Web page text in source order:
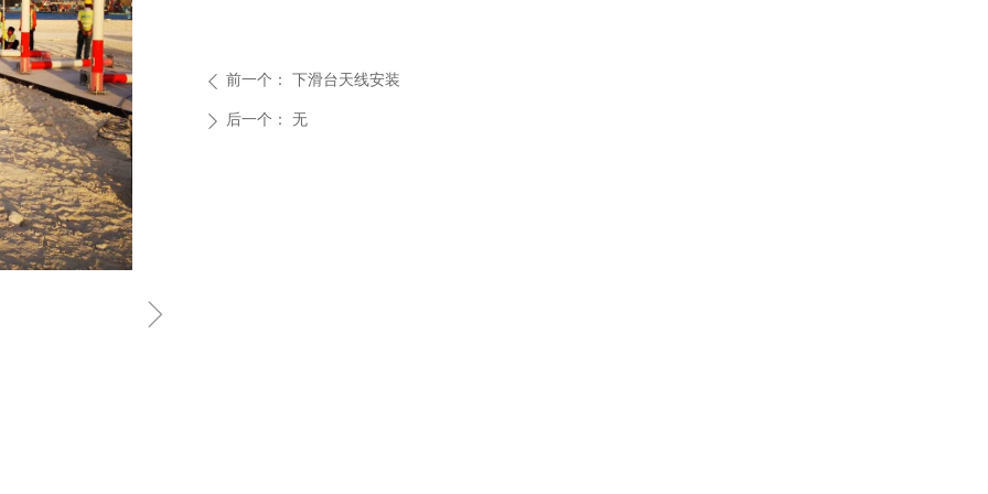
ꁇ
ꄴ 前一个： 下滑台天线安装
ꄲ 后一个： 无